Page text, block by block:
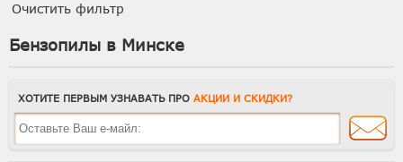
Очистить фильтр
Бензопилы в Минске
ХОТИТЕ ПЕРВЫМ УЗНАВАТЬ ПРО АКЦИИ И СКИДКИ?